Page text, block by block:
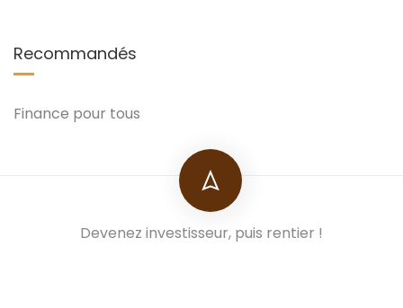
Recommandés
Finance pour tous
Devenez investisseur, puis rentier !